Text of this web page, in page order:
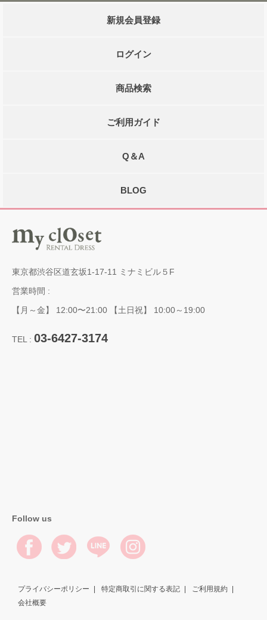
新規会員登録
ログイン
商品検索
ご利用ガイド
Q＆A
BLOG
東京都渋谷区道玄坂1-17-11 ミナミビル５F
営業時間 :
【月～金】 12:00〜21:00 【土日祝】 10:00～19:00
TEL : 03-6427-3174
Follow us
プライバシーポリシー 特定商取引に関する表記
ご利用規約
会社概要